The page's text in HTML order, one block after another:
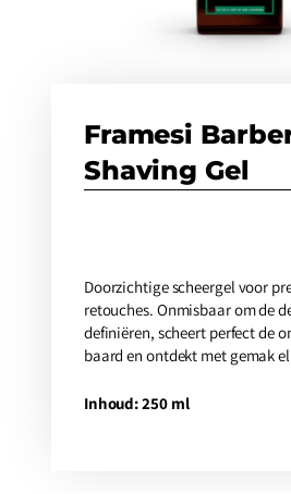
Framesi
Shaving Gel
Doorzichtige scheergel voor
retouches. Onmisbaar om de
definiëren, scheert perfect de
baard en ontdekt met gemak
Inhoud: 250 ml